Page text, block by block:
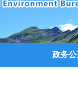
政务公